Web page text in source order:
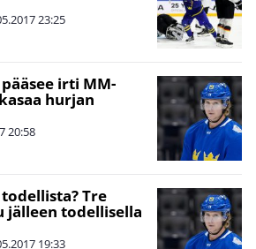
23:25
irti MM-
hurjan
20:58
Tre
jälleen todellisella
19:33